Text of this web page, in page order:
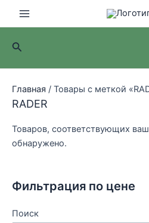
Main
Menu
Поиск
Фильтрация по цене
Поиск
Главная / Товары с меткой
RADER
Товаров, соответствующих
обнаружено.